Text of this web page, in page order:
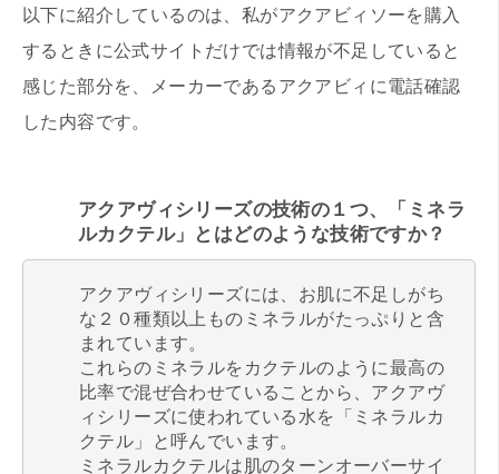
以下に紹介しているのは、私がアクアビィソーを購入
するときに公式サイトだけでは情報が不足していると
感じた部分を、メーカーであるアクアビィに電話確認
した内容です。
アクアヴィシリーズの技術の１つ、「ミネラ
ルカクテル」とはどのような技術ですか？
アクアヴィシリーズには、お肌に不足しがち
な２０種類以上ものミネラルがたっぷりと含
まれています。
これらのミネラルをカクテルのように最高の
比率で混ぜ合わせていることから、アクアヴ
ィシリーズに使われている水を「ミネラルカ
クテル」と呼んでいます。
ミネラルカクテルは肌のターンオーバーサイ